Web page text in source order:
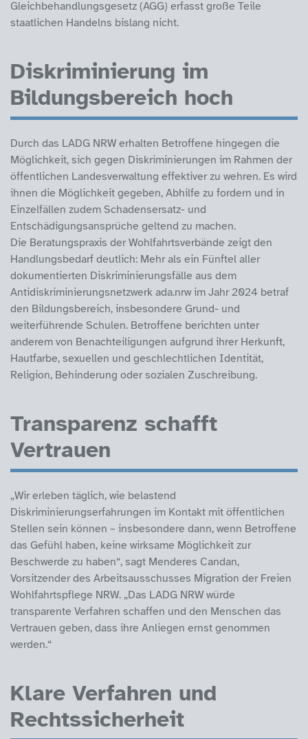
Gleichbehandlungsgesetz (AGG) erfasst große Teile
staatlichen Handelns bislang nicht.
Diskriminierung im
Bildungsbereich hoch
Durch das LADG NRW erhalten Betroffene hingegen die
Möglichkeit, sich gegen Diskriminierungen im Rahmen der
öffentlichen Landesverwaltung effektiver zu wehren. Es wird
ihnen die Möglichkeit gegeben, Abhilfe zu fordern und in
Einzelfällen zudem Schadensersatz- und
Entschädigungsansprüche geltend zu machen.
Die Beratungspraxis der Wohlfahrtsverbände zeigt den
Handlungsbedarf deutlich: Mehr als ein Fünftel aller
dokumentierten Diskriminierungsfälle aus dem
Antidiskriminierungsnetzwerk ada.nrw im Jahr 2024 betraf
den Bildungsbereich, insbesondere Grund- und
weiterführende Schulen. Betroffene berichten unter
anderem von Benachteiligungen aufgrund ihrer Herkunft,
Hautfarbe, sexuellen und geschlechtlichen Identität,
Religion, Behinderung oder sozialen Zuschreibung.
Transparenz schafft
Vertrauen
„Wir erleben täglich, wie belastend
Diskriminierungserfahrungen im Kontakt mit öffentlichen
Stellen sein können – insbesondere dann, wenn Betroffene
das Gefühl haben, keine wirksame Möglichkeit zur
Beschwerde zu haben“, sagt Menderes Candan,
Vorsitzender des Arbeitsausschusses Migration der Freien
Wohlfahrtspflege NRW. „Das LADG NRW würde
transparente Verfahren schaffen und den Menschen das
Vertrauen geben, dass ihre Anliegen ernst genommen
werden.“
Klare Verfahren und
Rechtssicherheit